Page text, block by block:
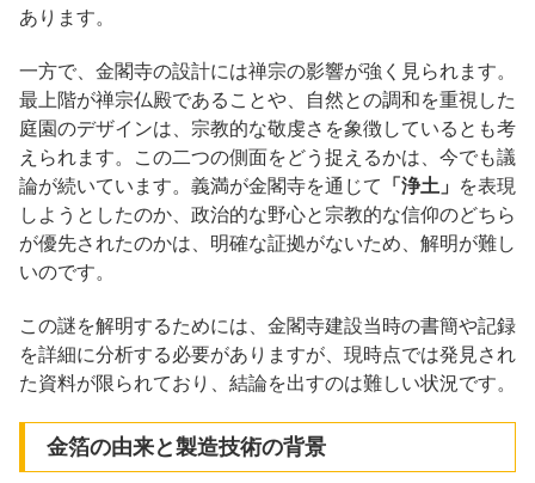
あります。
一方で、金閣寺の設計には禅宗の影響が強く見られます。
最上階が禅宗仏殿であることや、自然との調和を重視した
庭園のデザインは、宗教的な敬虔さを象徴しているとも考
えられます。この二つの側面をどう捉えるかは、今でも議
論が続いています。義満が金閣寺を通じて
「浄土」
を表現
しようとしたのか、政治的な野心と宗教的な信仰のどちら
が優先されたのかは、明確な証拠がないため、解明が難し
いのです。
この謎を解明するためには、金閣寺建設当時の書簡や記録
を詳細に分析する必要がありますが、現時点では発見され
た資料が限られており、結論を出すのは難しい状況です。
金箔の由来と製造技術の背景